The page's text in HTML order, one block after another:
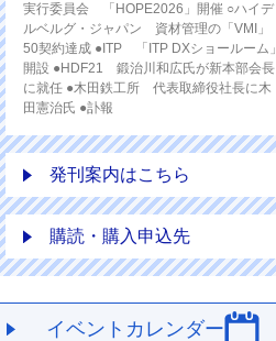
実行委員会 「HOPE2026」開催 ○ハイデ
ルベルグ・ジャパン 資材管理の「VMI」
50契約達成 ●ITP 「ITP DXショールーム」
開設 ●HDF21 鍛治川和広氏が新本部会長
に就任 ●木田鉄工所 代表取締役社長に木
田憲治氏 ●訃報
発刊案内はこちら
購読・購入申込先
イベントカレンダー